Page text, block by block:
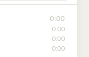
0:00
0:00
0:00
0:00